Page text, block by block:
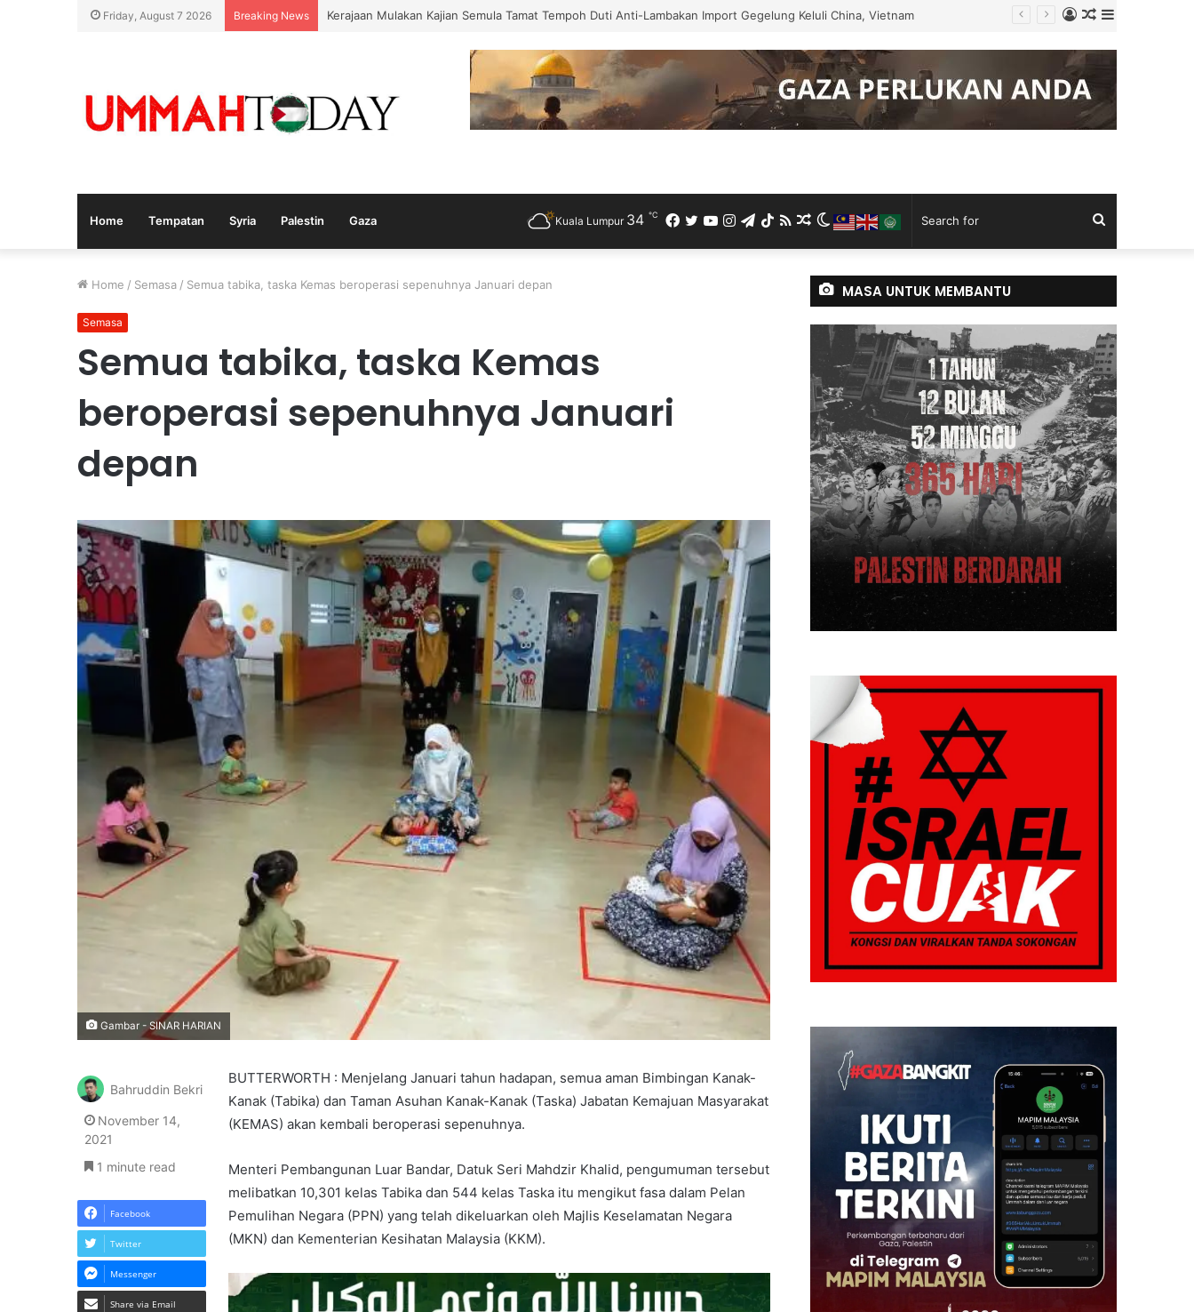
Friday, August 7 2026 Breaking News Kerajaan Mulakan Kajian Semula Tamat Tempoh Duti Anti-Lambakan Import Gegelung Keluli China, Vietnam
Random
Article
Log
In
Home Tempatan Syria Palestin Gaza
for
Switch
skin
Random
Article
RSS
TikTok
Telegram
Instagram
YouTube
Twitter
Facebook
Kuala Lumpur 34 ℃
Home / Semasa / Semua tabika, taska Kemas beroperasi sepenuhnya Januari depan
Semasa
Semua tabika, taska Kemas
beroperasi sepenuhnya Januari
depan
Gambar - SINAR HARIAN
BUTTERWORTH : Menjelang Januari tahun hadapan, semua aman Bimbingan Kanak-
Kanak (Tabika) dan Taman Asuhan Kanak-Kanak (Taska) Jabatan Kemajuan Masyarakat
(KEMAS) akan kembali beroperasi sepenuhnya.
Menteri Pembangunan Luar Bandar, Datuk Seri Mahdzir Khalid, pengumuman tersebut
melibatkan 10,301 kelas Tabika dan 544 kelas Taska itu mengikut fasa dalam Pelan
Pemulihan Negara (PPN) yang telah dikeluarkan oleh Majlis Keselamatan Negara
(MKN) dan Kementerian Kesihatan Malaysia (KKM).
Bahruddin Bekri
November 14,
2021
1 minute read
Facebook
Twitter
Messenger
Share via Email
MASA UNTUK MEMBANTU